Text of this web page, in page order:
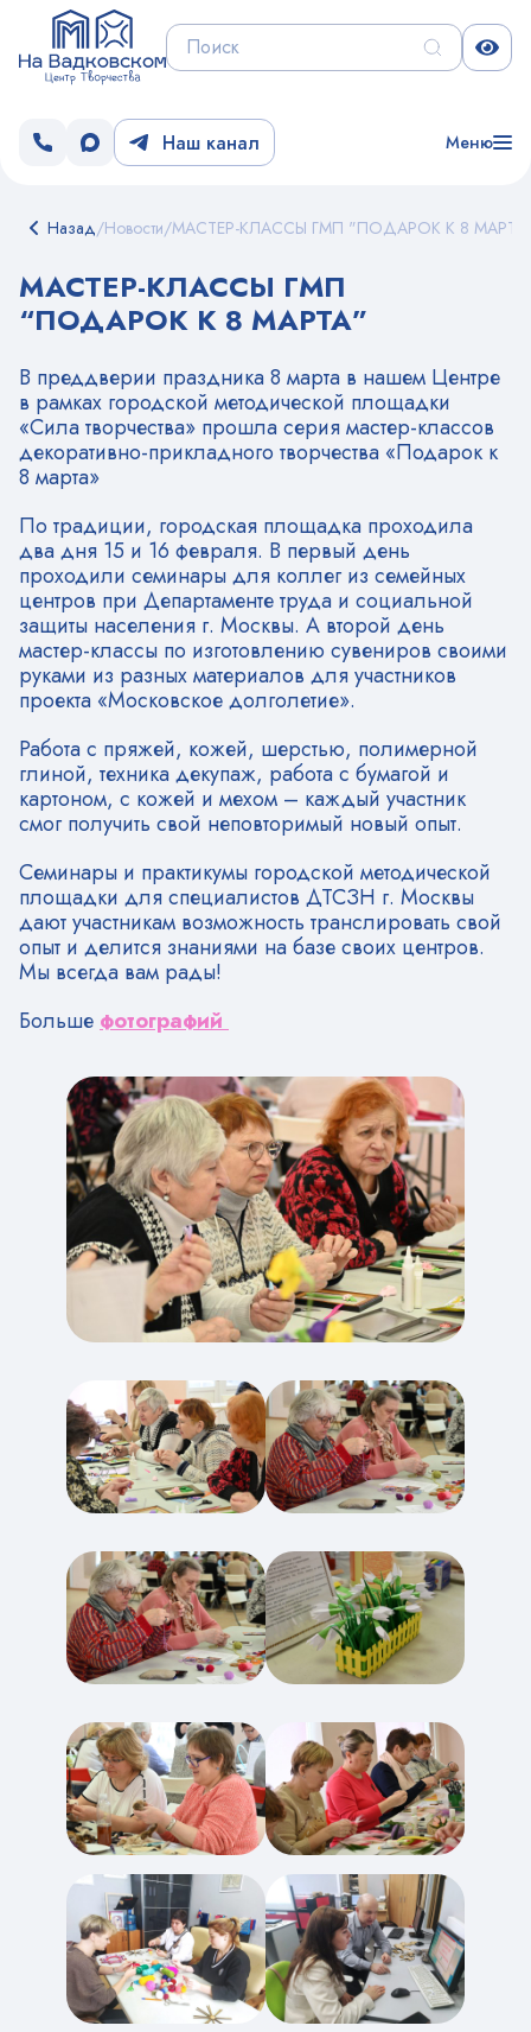
Наш канал Меню
Назад/Новости/МАСТЕР-КЛАССЫ ГМП "ПОДАРОК К 8
МАСТЕР-КЛАССЫ ГМП
“ПОДАРОК К 8 МАРТА”
В преддверии праздника 8 марта в нашем Центре
в рамках городской методической площадки
«Сила творчества» прошла серия мастер-классов
декоративно-прикладного творчества «Подарок к
8 марта»
По традиции, городская площадка проходила
два дня 15 и 16 февраля. В первый день
проходили семинары для коллег из семейных
центров при Департаменте труда и социальной
защиты населения г. Москвы. А второй день
мастер-классы по изготовлению сувениров своими
руками из разных материалов для участников
проекта «Московское долголетие».
Работа с пряжей, кожей, шерстью, полимерной
глиной, техника декупаж, работа с бумагой и
картоном, с кожей и мехом – каждый участник
смог получить свой неповторимый новый опыт.
Семинары и практикумы городской методической
площадки для специалистов ДТСЗН г. Москвы
дают участникам возможность транслировать свой
опыт и делится знаниями на базе своих центров.
Мы всегда вам рады!
Большефотографий